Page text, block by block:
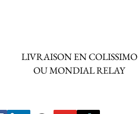
LIVRAISON EN COLISSIMO
OU MONDIAL RELAY